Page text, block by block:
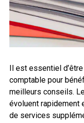
Il est essentiel
comptable pour
meilleurs conseils.
évoluent rapidement
de services